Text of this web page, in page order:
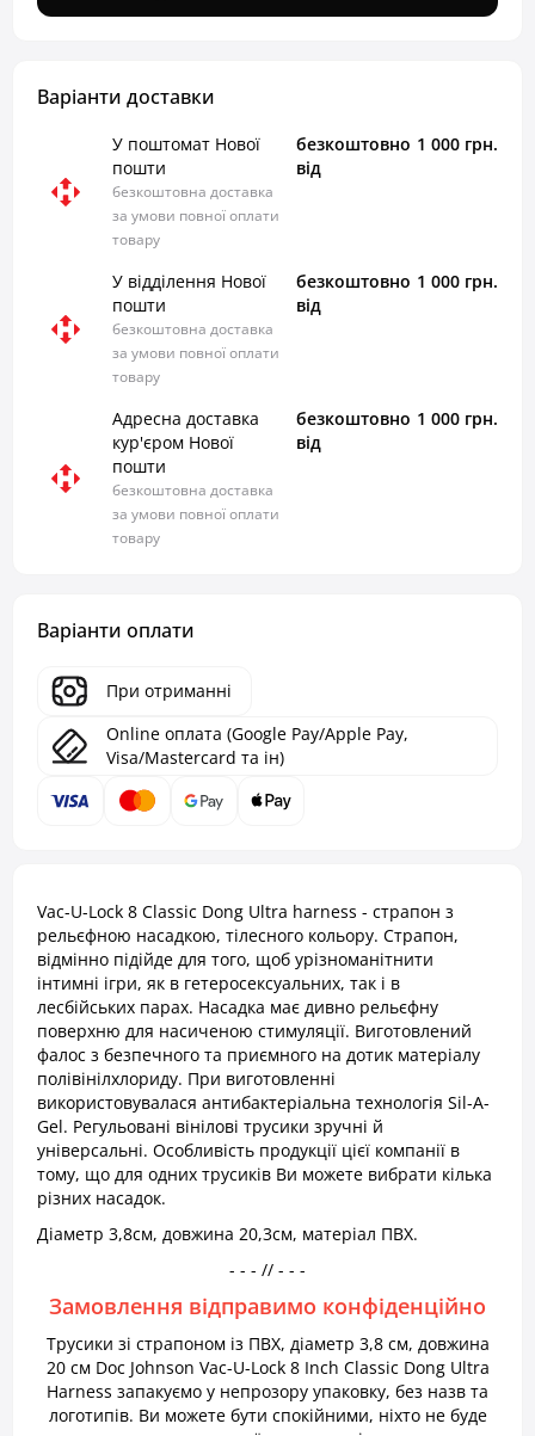
Варіанти доставки
У поштомат Нової
пошти
безкоштовна доставка
за умови повної оплати
товару
безкоштовно
від
1 000 грн.
У відділення Нової
пошти
безкоштовна доставка
за умови повної оплати
товару
безкоштовно
від
1 000 грн.
Адресна доставка
кур'єром Нової
пошти
безкоштовна доставка
за умови повної оплати
товару
безкоштовно
від
1 000 грн.
Варіанти оплати
При отриманні
Online оплата (Google Pay/Apple Pay,
Visa/Mastercard та ін)
Vac-U-Lock 8 Classic Dong Ultra harness - страпон з
рельєфною насадкою, тілесного кольору. Страпон,
відмінно підійде для того, щоб урізноманітнити
інтимні ігри, як в гетеросексуальних, так і в
лесбійських парах. Насадка має дивно рельєфну
поверхню для насиченою стимуляції. Виготовлений
фалос з безпечного та приємного на дотик матеріалу
полівінілхлориду. При виготовленні
використовувалася антибактеріальна технологія Sil-A-
Gel. Регульовані вінілові трусики зручні й
універсальні. Особливість продукції цієї компанії в
тому, що для одних трусиків Ви можете вибрати кілька
різних насадок.
Діаметр 3,8см, довжина 20,3см, матеріал ПВХ.
- - - // - - -
Замовлення відправимо конфіденційно
Трусики зі страпоном із ПВХ, діаметр 3,8 см, довжина
20 см Doc Johnson Vac-U-Lock 8 Inch Classic Dong Ultra
Harness запакуємо у непрозору упаковку, без назв та
логотипів. Ви можете бути спокійними, ніхто не буде